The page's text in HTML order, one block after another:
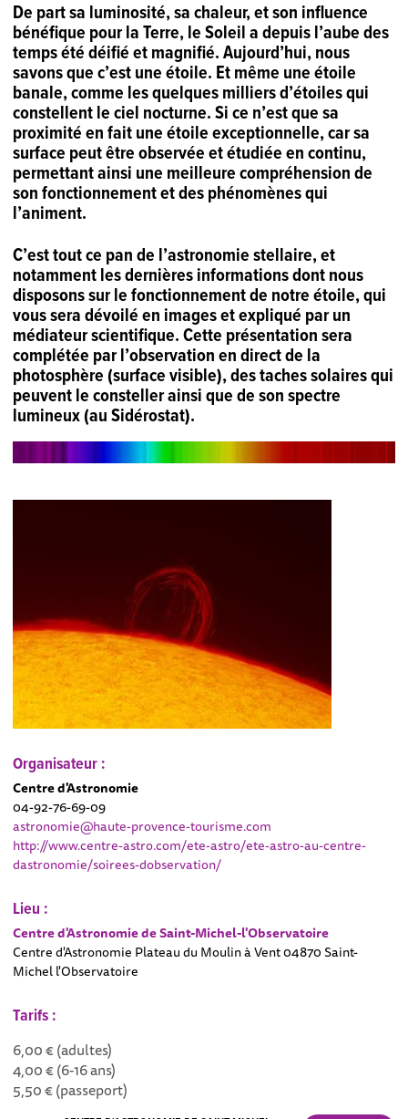
De part sa luminosité, sa chaleur, et son influence
bénéfique pour la Terre, le Soleil a depuis l’aube des
temps été déifié et magnifié. Aujourd’hui, nous
savons que c’est une étoile. Et même une étoile
banale, comme les quelques milliers d’étoiles qui
constellent le ciel nocturne. Si ce n’est que sa
proximité en fait une étoile exceptionnelle, car sa
surface peut être observée et étudiée en continu,
permettant ainsi une meilleure compréhension de
son fonctionnement et des phénomènes qui
l’animent.
C’est tout ce pan de l’astronomie stellaire, et
notamment les dernières informations dont nous
disposons sur le fonctionnement de notre étoile, qui
vous sera dévoilé en images et expliqué par un
médiateur scientifique. Cette présentation sera
complétée par l’observation en direct de la
photosphère (surface visible), des taches solaires qui
peuvent le consteller ainsi que de son spectre
lumineux (au Sidérostat).
Organisateur :
Centre d'Astronomie
04-92-76-69-09
astronomie@haute-provence-tourisme.com
http://www.centre-astro.com/ete-astro/ete-astro-au-centre-
dastronomie/soirees-dobservation/
Lieu :
Centre d'Astronomie de Saint-Michel-l'Observatoire
Centre d'Astronomie Plateau du Moulin à Vent 04870 Saint-
Michel l'Observatoire
Tarifs :
6,00 € (adultes)
4,00 € (6-16 ans)
5,50 € (passeport)